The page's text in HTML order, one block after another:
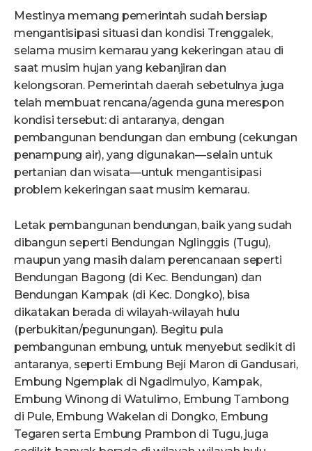
Mestinya memang pemerintah sudah bersiap
mengantisipasi situasi dan kondisi Trenggalek,
selama musim kemarau yang kekeringan atau di
saat musim hujan yang kebanjiran dan
kelongsoran. Pemerintah daerah sebetulnya juga
telah membuat rencana/agenda guna merespon
kondisi tersebut: di antaranya, dengan
pembangunan bendungan dan embung (cekungan
penampung air), yang digunakan—selain untuk
pertanian dan wisata—untuk mengantisipasi
problem kekeringan saat musim kemarau.
Letak pembangunan bendungan, baik yang sudah
dibangun seperti Bendungan Nglinggis (Tugu),
maupun yang masih dalam perencanaan seperti
Bendungan Bagong (di Kec. Bendungan) dan
Bendungan Kampak (di Kec. Dongko), bisa
dikatakan berada di wilayah-wilayah hulu
(perbukitan/pegunungan). Begitu pula
pembangunan embung, untuk menyebut sedikit di
antaranya, seperti Embung Beji Maron di Gandusari,
Embung Ngemplak di Ngadimulyo, Kampak,
Embung Winong di Watulimo, Embung Tambong
di Pule, Embung Wakelan di Dongko, Embung
Tegaren serta Embung Prambon di Tugu, juga